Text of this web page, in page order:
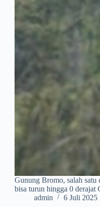
Gunung Bromo, salah satu
bisa turun hingga 0 derajat
admin
6 Juli 2025